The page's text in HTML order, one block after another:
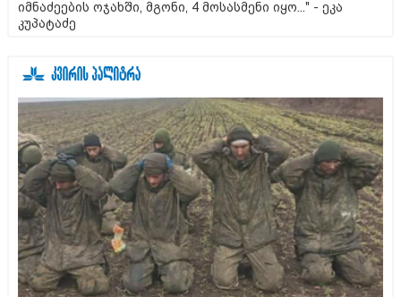
იმნაძეების ოჯახში, მგონი, 4 მოსასმენი იყო..." - ეკა
კუპატაძე